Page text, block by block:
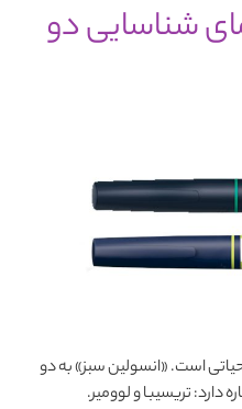
شناسایی دو
است. «انسولین سبز» به دو
دارد: تریسیبا و لوومیر.